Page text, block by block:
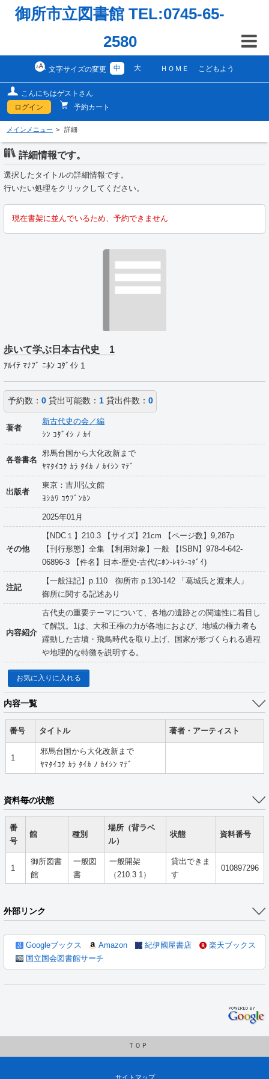
御所市立図書館 TEL:0745-65-
2580
文字サイズの変更 中 大 ＨＯＭＥ こどもよう
こんにちはゲストさん
ログイン
予約カート
メインメニュー 詳細
詳細情報です。
選択したタイトルの詳細情報です。
行いたい処理をクリックしてください。
現在書架に並んでいるため、予約できません
歩いて学ぶ日本古代史 1
ｱﾙｲﾃ ﾏﾅﾌﾞ ﾆﾎﾝ ｺﾀﾞｲｼ 1
予約数： 0貸出可能数： 1貸出件数： 0
著者
新古代史の会／編
ｼﾝ ｺﾀﾞｲｼ ﾉ ｶｲ
各巻書名
邪馬台国から大化改新まで
ﾔﾏﾀｲｺｸ ｶﾗ ﾀｲｶ ﾉ ｶｲｼﾝ ﾏﾃﾞ
出版者
東京：吉川弘文館
ﾖｼｶﾜ ｺｳﾌﾞﾝｶﾝ
2025年01月
その他
【NDC１】210.3 【サイズ】21cm 【ページ数】9,287p
【刊行形態】全集 【利用対象】一般 【ISBN】978-4-642-
06896-3 【件名】日本-歴史-古代(ﾆﾎﾝ-ﾚｷｼ-ｺﾀﾞｲ)
注記
【一般注記】p.110 御所市 p.130-142 「葛城氏と渡来人」
御所に関する記述あり
内容紹介
古代史の重要テーマについて、各地の遺跡との関連性に着目し
て解説。1は、大和王権の力が各地におよび、地域の権力者も
躍動した古墳・飛鳥時代を取り上げ、国家が形づくられる過程
や地理的な特徴を説明する。
お気に入りに入れる
内容一覧
番号 タイトル 著者・アーティスト
1
邪馬台国から大化改新まで
ﾔﾏﾀｲｺｸ ｶﾗ ﾀｲｶ ﾉ ｶｲｼﾝ ﾏﾃﾞ
資料毎の状態
番
号
館 種別
場所（背ラベ
ル）
状態 資料番号
1
御所図書
館
一般図
書
一般開架
（210.3 1）
貸出できま
す
010897296
外部リンク
Googleブックス Amazon 紀伊國屋書店
楽天ブックス
国立国会図書館サーチ
ＴＯＰ
サイトマップ